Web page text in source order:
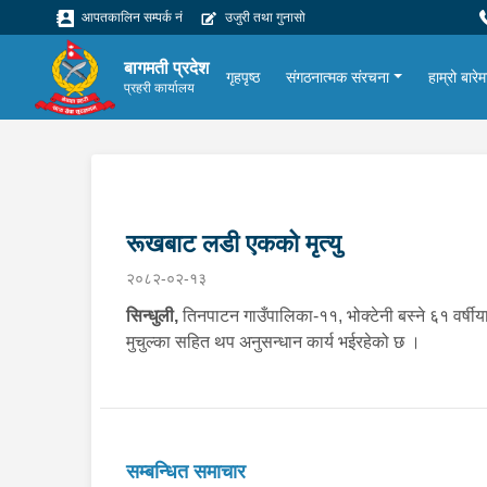
आपतकालिन सम्पर्क नं उजुरी तथा गुनासो
बागमती प्रदेश
प्रहरी कार्यालय
गृहपृष्ठ संगठनात्मक संरचना हाम्रो
रूखबाट लडी एकको मृत्यु
२०८२-०२-१३
सिन्धुली, तिनपाटन गाउँपालिका-११, भोक्टेनी बस्ने ६१
मुचुल्का सहित थप अनुसन्धान कार्य भईरहेको छ ।
सम्बन्धित समाचार